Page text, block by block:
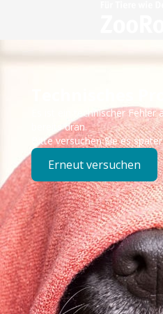
Technisches
Es ist ein technischer Fehler
bereits dran.
Bitte versuchen Sie es
Erneut versuchen